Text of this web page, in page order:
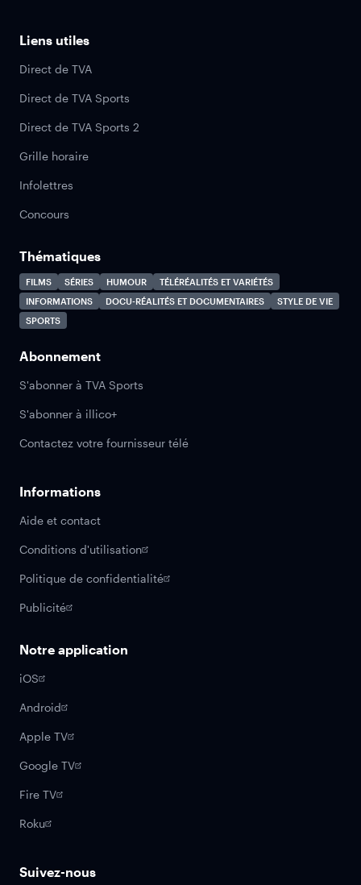
Liens utiles
Direct de TVA
Direct de TVA Sports
Direct de TVA Sports 2
Grille horaire
Infolettres
Concours
Thématiques
FILMS SÉRIES HUMOUR
TÉLÉRÉALITÉS ET VARIÉTÉS
INFORMATIONS
DOCU-RÉALITÉS ET DOCUMENTAIRES
STYLE DE VIE
SPORTS
Abonnement
S'abonner à TVA Sports
S'abonner à illico+
Contactez votre fournisseur télé
Informations
Aide et contact
Conditions d'utilisation
Politique de confidentialité
Publicité
Notre application
iOS
Android
Apple TV
Google TV
Fire TV
Roku
Suivez-nous